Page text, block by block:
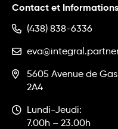
Contact et Informations
(438) 838-6336
5605 Avenue de
2A4
Lundi-Jeudi:
7.00h – 23.00h